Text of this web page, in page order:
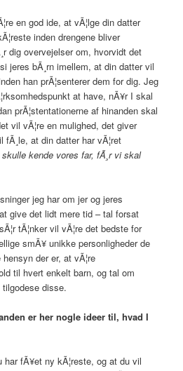
en god ide, at vÃ¦lge din datter
inden drengene bliver
dig overvejelser om, hvorvidt det
jeres bÃ¸rn imellem, at din datter vil
han prÃ¦senterer dem for dig. Jeg
at have, nÃ¥r I skal
prÃ¦stentationerne af hinanden skal
vil vÃ¦re en mulighed, det giver
at din datter har vÃ¦ret
kende vores far, fÃ¸r vi skal
jeg har om jer og jeres
give det lidt mere tid – tal forsat
tÃ¦nker vil vÃ¦re det bedste for
smÃ¥ unikke personligheder de
der er, at vÃ¦re
til hvert enkelt barn, og tal om
disse.
er her nogle ideer til, hvad I
har fÃ¥et ny kÃ¦reste, og at du vil